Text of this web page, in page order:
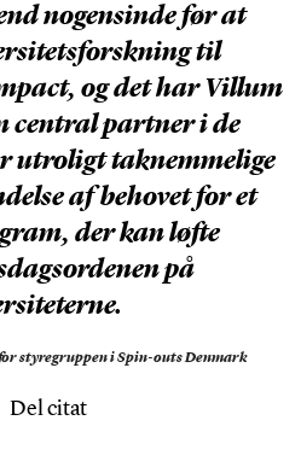
nogensinde før at
til
og det har Villum
central partner i de
utroligt taknemmelige
af behovet for et
der kan løfte
på
styregruppen i Spin-outs Denmark
Del citat